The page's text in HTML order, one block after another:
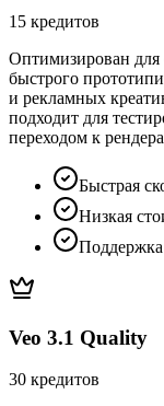
15 кредитов
Оптимизирован для
быстрого
и рекламных
подходит для
переходом к
Быстрая
Низкая
Veo 3.1 Quality
30 кредитов